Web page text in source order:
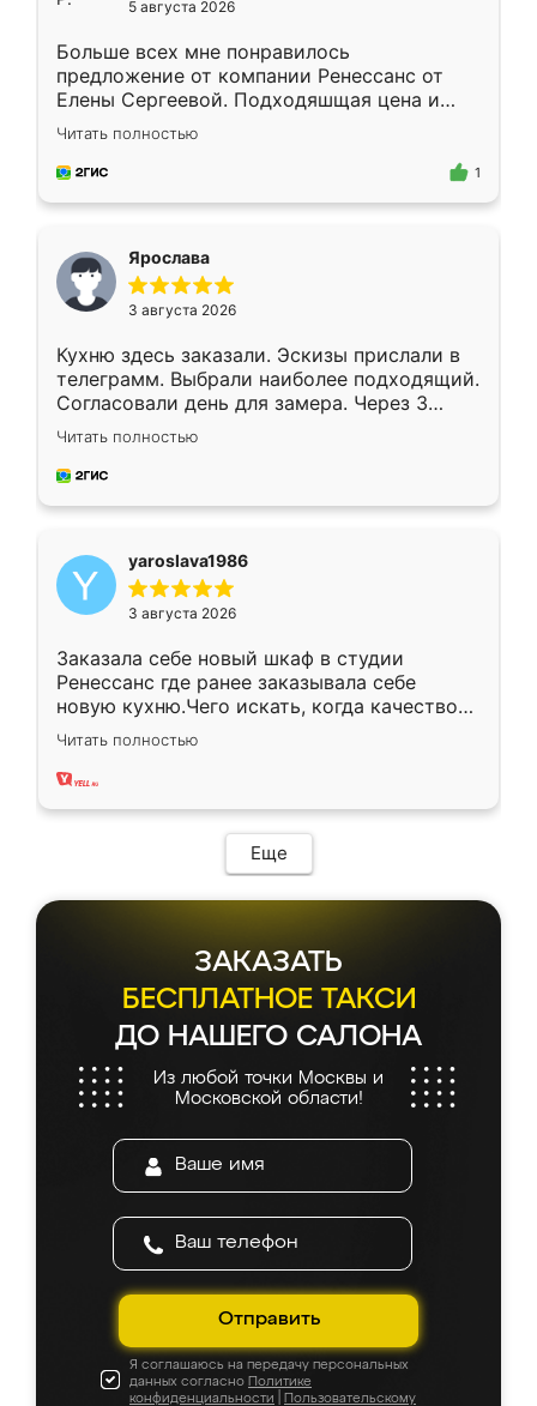
5 августа 2026
Больше всех мне понравилось
предложение от компании Ренессанс от
Елены Сергеевой. Подходяшщая цена и
короткие сроки изготовления. Приехавший
для замера сотрудник Владислав
предложил по моему эскизу самый
Читать полностью
1
Ярослава
3 августа 2026
Кухню здесь заказали. Эскизы прислали в
телеграмм. Выбрали наиболее подходящий.
Согласовали день для замера. Через 3
недели кухня была уже готова. Остались
довольны работой. Спасибо Ренессанс
мебель за качественную работу!
Читать полностью
yaroslava1986
3 августа 2026
Заказала себе новый шкаф в студии
Ренессанс где ранее заказывала себе
новую кухню.Чего искать, когда качеством
вполне довольна. Служит кухня уже почти
два года, нареканий нет.
Читать полностью
Еще
ЗАКАЗАТЬ
БЕСПЛАТНОЕ ТАКСИ
ДО НАШЕГО САЛОНА
Из любой точки Москвы и
Московской области!
Отправить
Я соглашаюсь на передачу персональных
данных согласно Политике
конфиденциальности
Пользовательскому